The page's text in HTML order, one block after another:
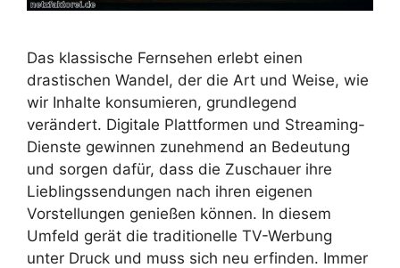
Das klassische Fernsehen erlebt einen
drastischen Wandel, der die Art und Weise, wie
wir Inhalte konsumieren, grundlegend
verändert. Digitale Plattformen und Streaming-
Dienste gewinnen zunehmend an Bedeutung
und sorgen dafür, dass die Zuschauer ihre
Lieblingssendungen nach ihren eigenen
Vorstellungen genießen können. In diesem
Umfeld gerät die traditionelle TV-Werbung
unter Druck und muss sich neu erfinden. Immer